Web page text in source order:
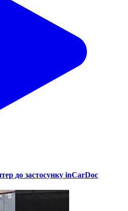
до застосунку inCarDoc